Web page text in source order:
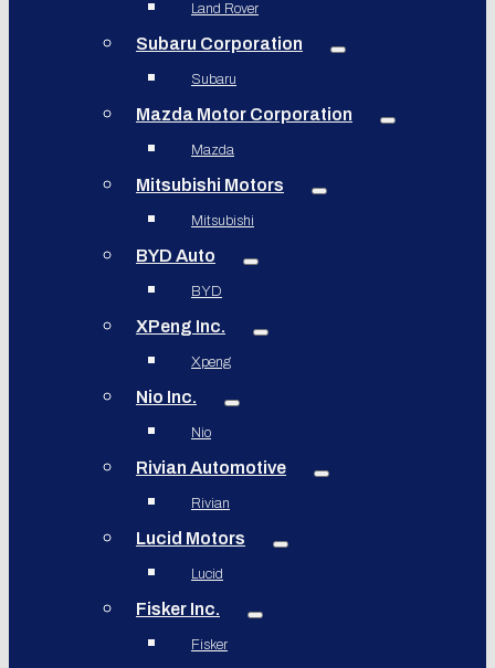
Land Rover
Subaru Corporation
Subaru
Mazda Motor Corporation
Mazda
Mitsubishi Motors
Mitsubishi
BYD Auto
BYD
XPeng Inc.
Xpeng
Nio Inc.
Nio
Rivian Automotive
Rivian
Lucid Motors
Lucid
Fisker Inc.
Fisker